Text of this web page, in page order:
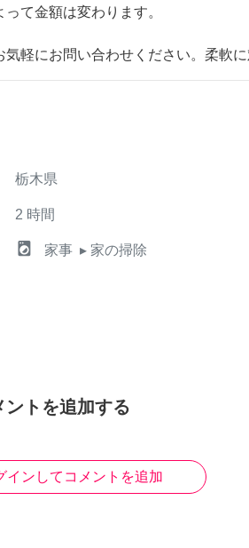
て金額は変わります。
気軽にお問い合わせください。柔軟に
栃木県
2 時間
local_laundry_service 家事 ▸ 家の掃除
ントを追加する
インしてコメントを追加